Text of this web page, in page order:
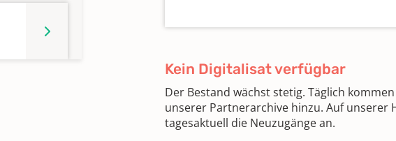
Kein Digitalisat verfügbar
Der Bestand wächst stetig. Täglich
unserer Partnerarchive hinzu. Auf unserer
tagesaktuell die Neuzugänge an.